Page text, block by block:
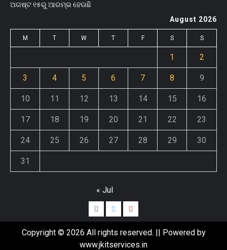
ଅଗଷ୍ଟ ୧୫ରୁ ଆରମ୍ଭ ହେଊଛି
August 2026
M T W T F S S
1 2
3 4 5 6 7 8 9
10 11 12 13 14 15 16
17 18 19 20 21 22 23
24 25 26 27 28 29 30
31
« Jul
Copyright © 2026 All rights reserved. || Powered by
www.jkitservices.in